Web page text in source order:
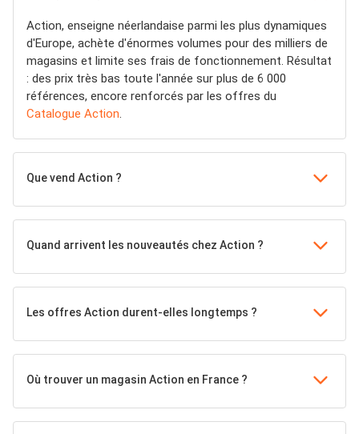
Action, enseigne néerlandaise parmi les plus dynamiques
d'Europe, achète d'énormes volumes pour des milliers de
magasins et limite ses frais de fonctionnement. Résultat
: des prix très bas toute l'année sur plus de 6 000
références, encore renforcés par les offres du
Catalogue Action.
Que vend Action ?
Quand arrivent les nouveautés chez Action ?
Les offres Action durent-elles longtemps ?
Où trouver un magasin Action en France ?